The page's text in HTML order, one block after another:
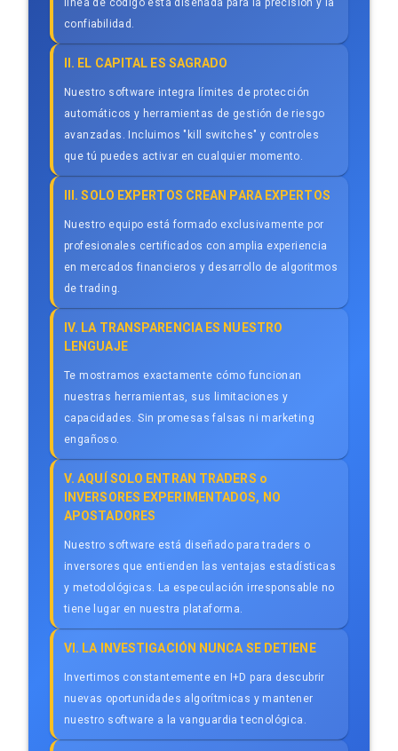
línea de código está diseñada para la precisión y la
confiabilidad.
II. EL CAPITAL ES SAGRADO
Nuestro software integra límites de protección
automáticos y herramientas de gestión de riesgo
avanzadas. Incluimos "kill switches" y controles
que tú puedes activar en cualquier momento.
III. SOLO EXPERTOS CREAN PARA EXPERTOS
Nuestro equipo está formado exclusivamente por
profesionales certificados con amplia experiencia
en mercados financieros y desarrollo de algoritmos
de trading.
IV. LA TRANSPARENCIA ES NUESTRO
LENGUAJE
Te mostramos exactamente cómo funcionan
nuestras herramientas, sus limitaciones y
capacidades. Sin promesas falsas ni marketing
engañoso.
V. AQUÍ SOLO ENTRAN TRADERS o
INVERSORES EXPERIMENTADOS, NO
APOSTADORES
Nuestro software está diseñado para traders o
inversores que entienden las ventajas estadísticas
y metodológicas. La especulación irresponsable no
tiene lugar en nuestra plataforma.
VI. LA INVESTIGACIÓN NUNCA SE DETIENE
Invertimos constantemente en I+D para descubrir
nuevas oportunidades algorítmicas y mantener
nuestro software a la vanguardia tecnológica.